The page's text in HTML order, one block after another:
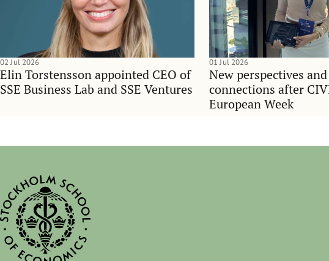
Elin Torstensson appointed CEO of
SSE Business Lab and SSE Ventures
02 Jul 2026
New perspectives
connections after
European Week
01 Jul 2026